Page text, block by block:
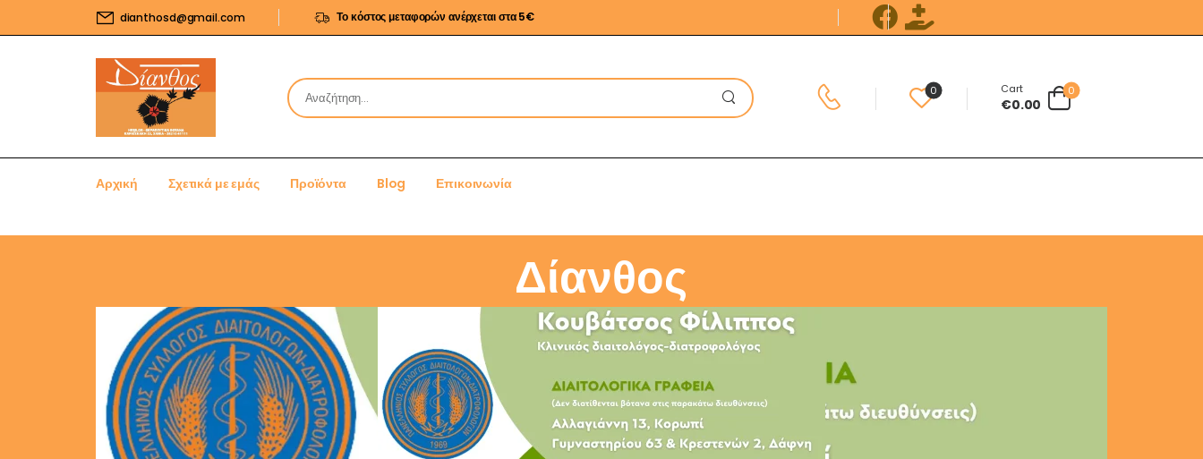
dianthosd@gmail.com Το κόστος μεταφορών ανέρχεται στα 5€
0 Cart
€0.00
0
Αρχική Σχετικά με εμάς Προϊόντα Blog Επικοινωνία
Δίανθος